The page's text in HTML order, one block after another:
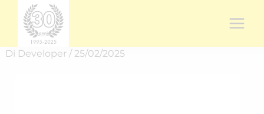
contenuto
Di Developer / 25/02/2025